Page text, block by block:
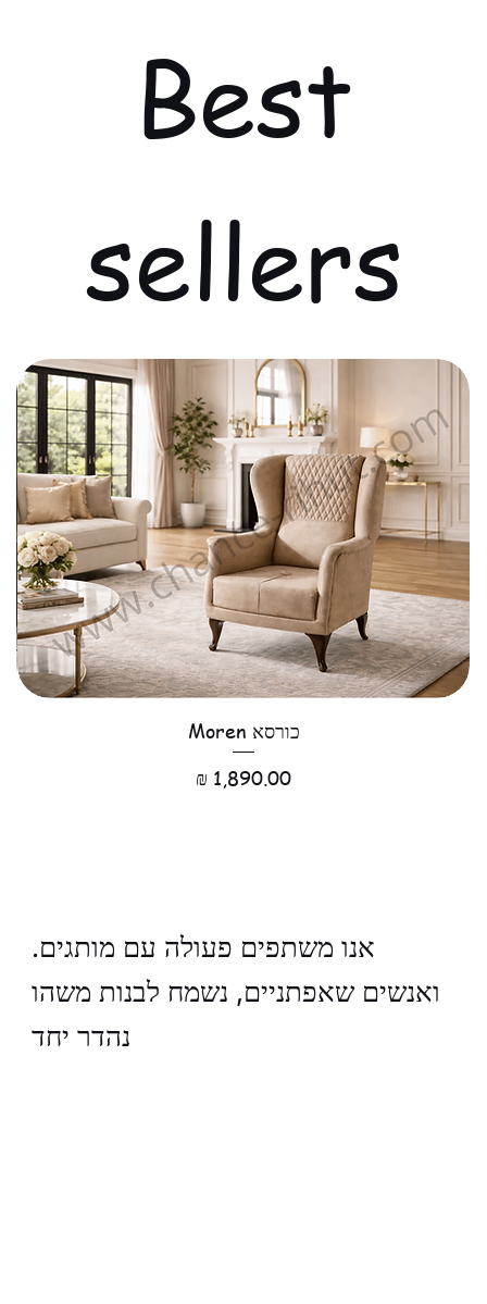
Best
sellers
כורסא Moren
מחיר
.אנו משתפים פעולה עם מותגים
ואנשים שאפתניים, נשמח לבנות משהו
נהדר יחד